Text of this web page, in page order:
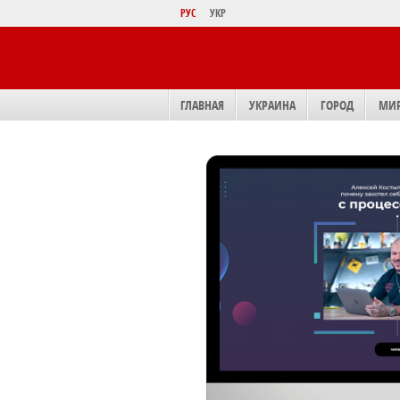
РУС УКР
ГЛАВНАЯ УКРАИНА ГОРОД